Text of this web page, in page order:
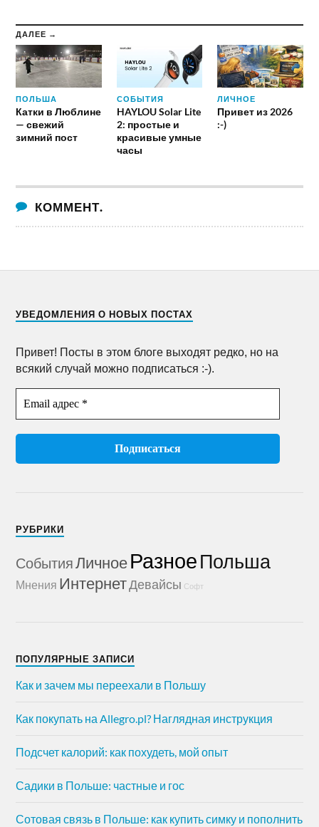
ДАЛЕЕ →
ПОЛЬША
Катки в Люблине
— свежий
зимний пост
СОБЫТИЯ
HAYLOU Solar Lite
2: простые и
красивые умные
часы
ЛИЧНОЕ
Привет из 2026
:-)
КОММЕНТ.
УВЕДОМЛЕНИЯ О НОВЫХ ПОСТАХ
Привет! Посты в этом блоге выходят редко, но на
всякий случай можно подписаться :-).
РУБРИКИ
СобытияЛичноеРазноеПольша
Мнения ИнтернетДевайсы Софт
ПОПУЛЯРНЫЕ ЗАПИСИ
Как и зачем мы переехали в Польшу
Как покупать на Allegro.pl? Наглядная инструкция
Подсчет калорий: как похудеть, мой опыт
Садики в Польше: частные и гос
Сотовая связь в Польше: как купить симку и пополнить